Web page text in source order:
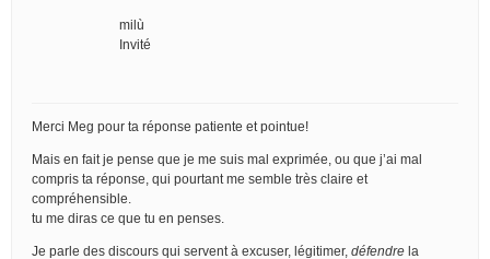
milù
Invité
Merci Meg pour ta réponse patiente et pointue!
Mais en fait je pense que je me suis mal exprimée, ou que j’ai mal
compris ta réponse, qui pourtant me semble très claire et
compréhensible.
tu me diras ce que tu en penses.
Je parle des discours qui servent à excuser, légitimer, défendre la